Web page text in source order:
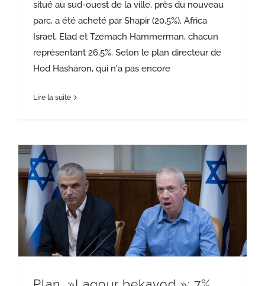
situé au sud-ouest de la ville, près du nouveau
parc, a été acheté par Shapir (20,5%), Africa
Israel, Elad et Tzemach Hammerman, chacun
représentant 26,5%. Selon le plan directeur de
Hod Hasharon, qui n'a pas encore
Lire la suite